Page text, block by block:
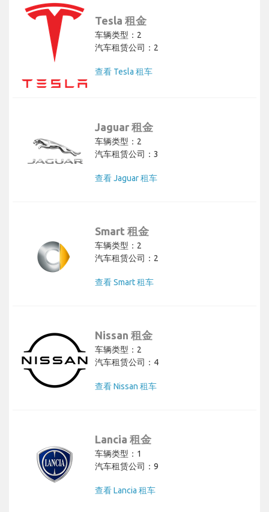
Tesla 租金
车辆类型：2
汽车租赁公司：2
查看 Tesla 租车
Jaguar 租金
车辆类型：2
汽车租赁公司：3
查看 Jaguar 租车
Smart 租金
车辆类型：2
汽车租赁公司：2
查看 Smart 租车
Nissan 租金
车辆类型：2
汽车租赁公司：4
查看 Nissan 租车
Lancia 租金
车辆类型：1
汽车租赁公司：9
查看 Lancia 租车